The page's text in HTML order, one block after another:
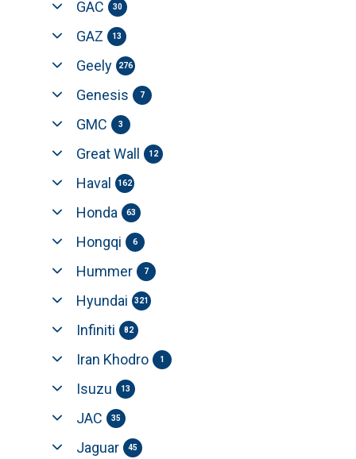
GAC 30
GAZ 13
Geely 276
Genesis 7
GMC 3
Great Wall 12
Haval 162
Honda 63
Hongqi 6
Hummer 7
Hyundai 321
Infiniti 82
Iran Khodro 1
Isuzu 13
JAC 35
Jaguar 45